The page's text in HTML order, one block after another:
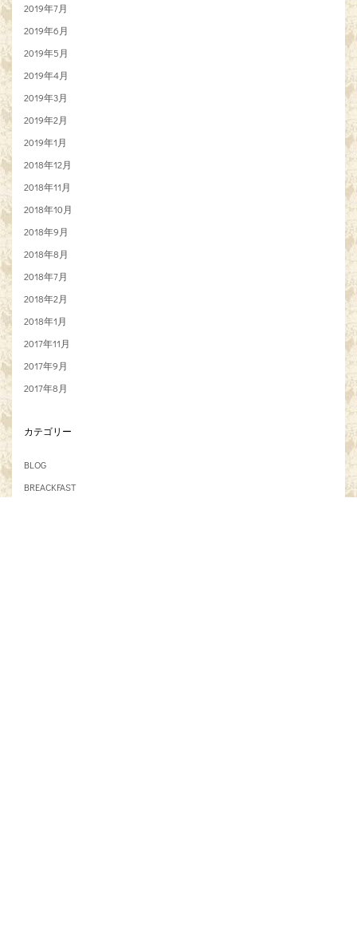
2019年7月
2019年6月
2019年5月
2019年4月
2019年3月
2019年2月
2019年1月
2018年12月
2018年11月
2018年10月
2018年9月
2018年8月
2018年7月
2018年2月
2018年1月
2017年11月
2017年9月
2017年8月
カテゴリー
BLOG
BREACKFAST